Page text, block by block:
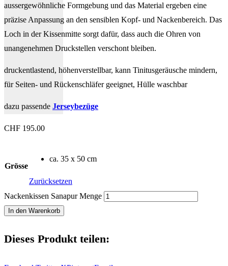
aussergewöhnliche Formgebung und das Material ergeben eine
präzise Anpassung an den sensiblen Kopf- und Nackenbereich. Das
Loch in der Kissenmitte sorgt dafür, dass auch die Ohren von
unangenehmen Druckstellen verschont bleiben.
druckentlastend, höhenverstellbar, kann Tinitusgeräusche mindern,
für Seiten- und Rückenschläfer geeignet, Hülle waschbar
dazu passende Jerseybezüge
CHF 195.00
Grösse
ca. 35 x 50 cm
Zurücksetzen
Nackenkissen Sanapur Menge
In den Warenkorb
Dieses Produkt teilen: